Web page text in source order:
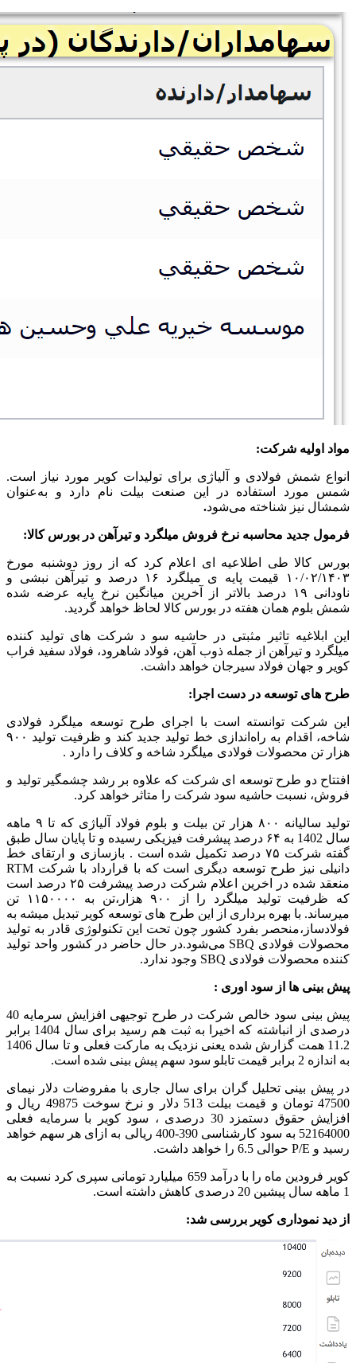
مواد اولیه شرکت:
انواع شمش فولادی و آلیاژی برای تولیدات کویر مورد نیاز است.
شمس مورد استفاده در این صنعت بیلت نام دارد و به‌عنوان
شمشال نیز شناخته می‌شود.
فرمول جدید محاسبه نرخ فروش میلگرد و تیرآهن در بورس کالا:
بورس کالا طی اطلاعیه ای اعلام کرد که از روز دوشنبه مورخ
۱۰/۰۲/۱۴۰۳ قیمت پایه ی میلگرد ۱۶ درصد و تیرآهن نبشی و
ناودانی ۱۹ درصد بالاتر از آخرین میانگین نرخ پایه عرضه شده
شمش بلوم همان هفته در بورس کالا لحاظ خواهد گردید.
این ابلاغیه تاثیر مثبتی در حاشیه سو د شرکت های تولید کننده
میلگرد و تیرآهن از جمله ذوب آهن، فولاد شاهرود، فولاد سفید فراب
کویر و جهان فولاد سیرجان خواهد داشت.
طرح های توسعه در دست اجرا:
این شرکت توانسته است با اجرای طرح توسعه میلگرد فولادی
شاخه، اقدام به راه‌اندازی خط تولید جدید کند و ظرفیت تولید ۹۰۰
هزار تن محصولات فولادی میلگرد شاخه و کلاف را دارد .
افتتاح دو طرح توسعه ای شرکت که علاوه بر رشد چشمگیر تولید و
فروش‌، نسبت حاشیه سود شرکت را متاثر خواهد کرد.
تولید سالیانه ۸۰۰ هزار تن بیلت و بلوم فولاد آلیاژی که تا ۹ ماهه
سال 1402 به ۶۴ درصد پیشرفت فیزیکی رسیده و تا پایان سال طبق
گفته شرکت ۷۵ درصد تکمیل شده است . بازسازی و ارتقای خط
دانیلی نیز طرح توسعه دیگری است که با قرارداد با شرکت RTM
منعقد شده در اخرین اعلام شرکت درصد پیشرفت ۲۵ درصد است
که ظرفیت تولید میلگرد را از ۹۰۰ هزار،تن به ۱۱۵۰۰۰۰ تن
میرساند. با بهره برداری از این طرح های توسعه کویر تبدیل میشه به
فولادساز،منحصر بفرد ‌کشور چون تحت این تکنولوژی قادر به تولید
محصولات فولادی SBQ می‌شود.در حال حاضر در کشور واحد تولید
کننده محصولات فولادی SBQ وجود ندارد.
پیش بینی ها از سود اوری :
پیش بینی سود خالص شرکت در طرح توجیهی افزایش سرمایه 40
درصدی از انباشته که اخیرا به ثبت هم رسید برای سال 1404 برابر
11.2 همت گزارش شده یعنی نزدیک به مارکت فعلی و تا سال 1406
به اندازه 2 برابر قیمت تابلو سود سهم پیش بینی شده است.
در پیش بینی تحلیل گران برای سال جاری با مفروضات دلار نیمای
47500 تومان و قیمت بیلت 513 دلار و نرخ سوخت 49875 ریال و
افزایش حقوق دستمزد 30 درصدی ، سود کویر با سرمایه فعلی
52164000 به سود کارشناسی 390-400 ریالی به ازای هر سهم خواهد
رسید و P/E حوالی 6.5 را خواهد داشت.
کویر فرودین ماه را با درآمد 659 میلیارد تومانی سپری کرد نسبت به
1 ماهه سال پیشین 20 درصدی کاهش داشته است.
از دید نموداری کویر بررسی شد: